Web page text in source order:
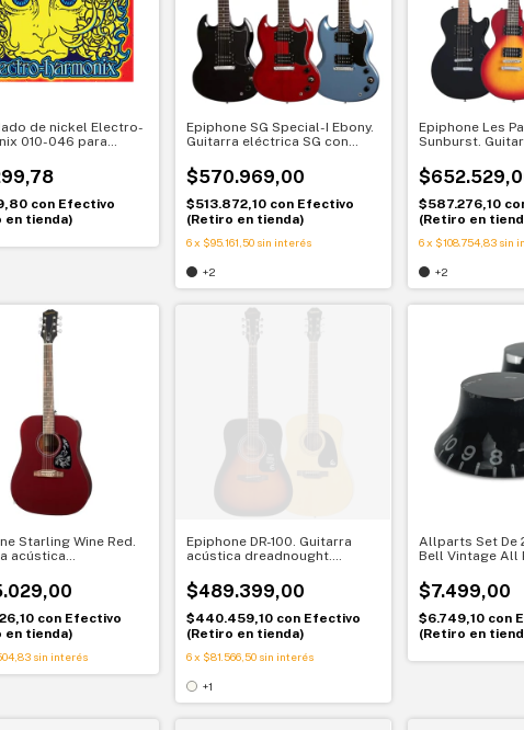
de nickel Electro-
010-046 para
con Efectivo
en tienda)
Epiphone SG Special-I Ebony.
Guitarra eléctrica SG con
gran comodidad
$570.969,00
$513.872,10 con Efectivo
(Retiro en tienda)
6x $95.161,50 sin interés
+2
Epiphone Les
Sunburst.
clásico Les Paul
$587.276,10
(Retiro en
6 x $108.754,83 sin
+2
Starling Wine Red.
acústica
con sonido
con Efectivo
en tienda)
sin interés
Epiphone DR-100. Guitarra
acústica dreadnought.
ejecución
$489.399,00
$440.459,10 con Efectivo
(Retiro en tienda)
6x $81.566,50 sin interés
+1
Allparts Set De
Bell Vintage All
$7.499,00
$6.749,10 con
(Retiro en